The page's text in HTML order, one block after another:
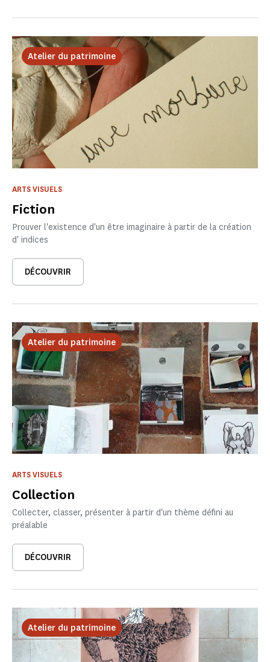
Atelier du patrimoine
Fiction
ARTS VISUELS
Prouver l'existence d'un être imaginaire à partir de la création
d' indices
DÉCOUVRIR
Atelier du patrimoine
Collection
ARTS VISUELS
Collecter, classer, présenter à partir d'un thème défini au
préalable
DÉCOUVRIR
Atelier du patrimoine